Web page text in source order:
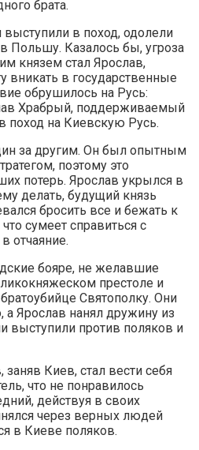
брата.
в поход, одолели
Польшу. Казалось бы, угроза
князем стал Ярослав,
вникать в государственные
обрушилось на Русь:
Храбрый, поддерживаемый
поход на Киевскую Русь.
за другим. Он был опытным
поэтому это
потерь. Ярослав укрылся в
делать, будущий князь
бросить все и бежать к
сумеет справиться с
отчаяние.
бояре, не желавшие
престоле и
Святополку. Они
а Ярослав нанял дружину из
выступили против поляков и
Киев, стал вести себя
что не понравилось
действуя в своих
через верных людей
в Киеве поляков.